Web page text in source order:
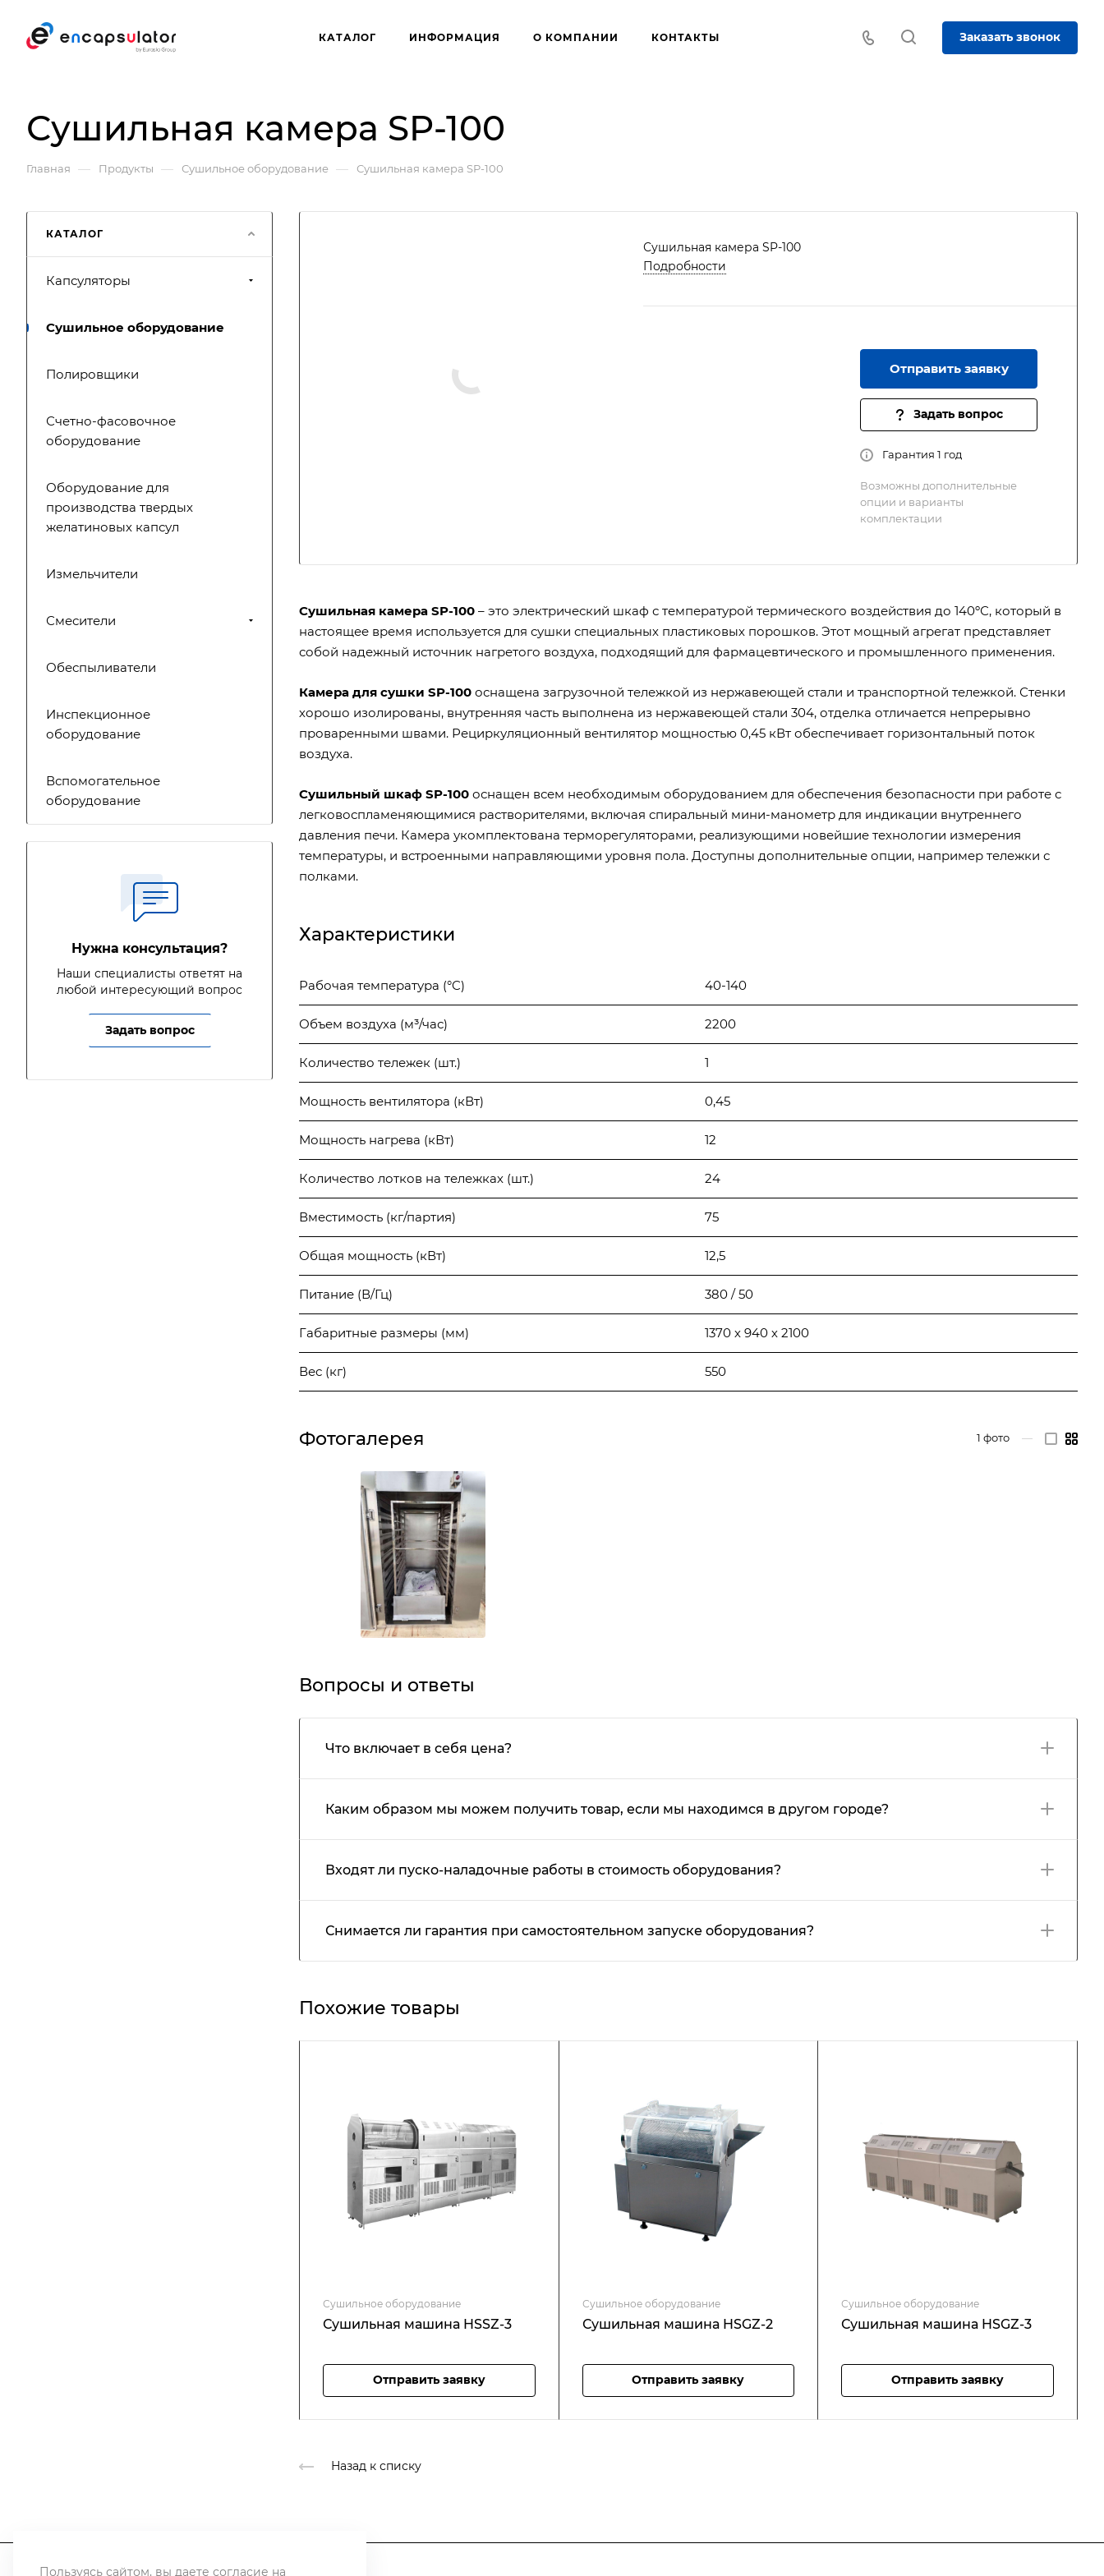
КАТАЛОГ ИНФОРМАЦИЯ О КОМПАНИИ КОНТАКТЫ Заказать звонок
Сушильная камера SP-100
Главная — Продукты — Сушильное оборудование — Сушильная камера SP-100
Сушильная камера SP-100
Подробности
Отправить заявку
Задать вопрос
Гарантия 1 год
Возможны дополнительные
опции и варианты
комплектации
Сушильная камера SP-100 – это электрический шкаф с температурой термического воздействия до 140ºС, который в
настоящее время используется для сушки специальных пластиковых порошков. Этот мощный агрегат представляет
собой надежный источник нагретого воздуха, подходящий для фармацевтического и промышленного применения.
Камера для сушки SP-100 оснащена загрузочной тележкой из нержавеющей стали и транспортной тележкой. Стенки
хорошо изолированы, внутренняя часть выполнена из нержавеющей стали 304, отделка отличается непрерывно
проваренными швами. Рециркуляционный вентилятор мощностью 0,45 кВт обеспечивает горизонтальный поток
воздуха.
Сушильный шкаф SP-100 оснащен всем необходимым оборудованием для обеспечения безопасности при работе с
легковоспламеняющимися растворителями, включая спиральный мини-манометр для индикации внутреннего
давления печи. Камера укомплектована терморегуляторами, реализующими новейшие технологии измерения
температуры, и встроенными направляющими уровня пола. Доступны дополнительные опции, например тележки с
полками.
Характеристики
Рабочая температура (°C) 40-140
Объем воздуха (м³/час) 2200
Количество тележек (шт.) 1
Мощность вентилятора (кВт) 0,45
Мощность нагрева (кВт) 12
Количество лотков на тележках (шт.) 24
Вместимость (кг/партия) 75
Общая мощность (кВт) 12,5
Питание (В/Гц) 380 / 50
Габаритные размеры (мм) 1370 х 940 х 2100
Вес (кг) 550
Фотогалерея 1 фото —
Вопросы и ответы
Что включает в себя цена?
Каким образом мы можем получить товар, если мы находимся в другом городе?
Входят ли пуско-наладочные работы в стоимость оборудования?
Снимается ли гарантия при самостоятельном запуске оборудования?
Похожие товары
Сушильное оборудование
Сушильная машина HSSZ-3
Отправить заявку
Сушильное оборудование
Сушильная машина HSGZ-2
Отправить заявку
Сушильное оборудование
Сушильная машина HSGZ-3
Отправить заявку
Назад к списку
КАТАЛОГ
Капсуляторы
Сушильное оборудование
Полировщики
Счетно-фасовочное
оборудование
Оборудование для
производства твердых
желатиновых капсул
Измельчители
Смесители
Обеспыливатели
Инспекционное
оборудование
Вспомогательное
оборудование
Нужна консультация?
Наши специалисты ответят на
любой интересующий вопрос
Задать вопрос
Пользуясь сайтом, вы даете согласие на